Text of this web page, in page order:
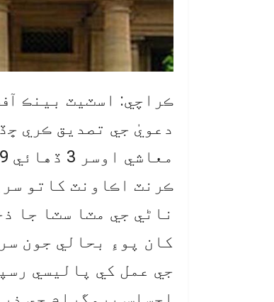
ڪراچي: اسٽيٽ بينڪ
ڪرنٽ اڪاونٽ کاتو
کان پوءِ بحالي جون
جي عمل کي پاليسي